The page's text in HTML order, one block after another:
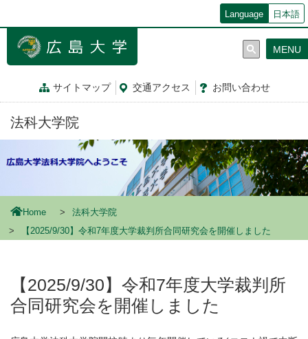
ン
Language 日本語
サイトマップ 交通アクセス お問い合わせ
MENU
法科大学院
Home
法科大学院
【2025/9/30】令和7年度大学裁判所合同研究会を開催しました
【2025/9/30】令和7年度大学裁判所
合同研究会を開催しました